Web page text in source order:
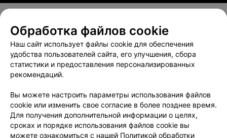
О проекте Новости проекта
Вакансии
Публичный договор
Способы оплаты
Публичный договор по использованию сервиса
Написать в поддержку
Связаться по вопросам сотрудничества
Написать руководителю relax.by
Обработка файлов cookie
Наш сайт использует файлы cookie для обеспечения
удобства пользователей сайта, его улучшения, сбора
статистики и предоставления персонализированных
рекомендаций.
Вы можете настроить параметры использования файлов
cookie или изменить свое согласие в более позднее время.
Для получения дополнительной информации о целях,
сроках и порядке использования файлов cookie вы
можете ознакомиться с нашей Политикой обработки